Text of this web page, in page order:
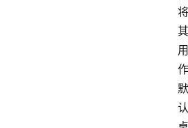
将
其
用
作
默
认